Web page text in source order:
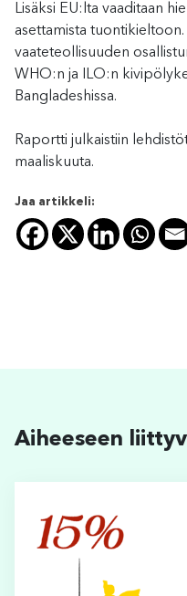
Lisäksi EU:lta vaaditaan
asettamista
vaateteollisuuden
WHO:n ja ILO:n
Bangladeshissa.
Raportti julkaistiin
maaliskuuta.
Jaa artikkeli:
Aiheeseen